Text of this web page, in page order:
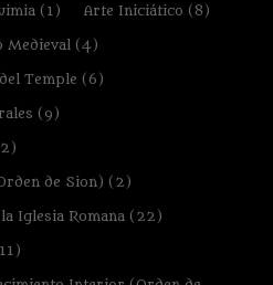
(1) Arte Iniciático (8)
Medieval (4)
Temple (6)
(9)
de Sion) (2)
Iglesia Romana (22)